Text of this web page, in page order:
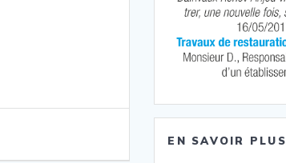
EN SAVOIR PLUS